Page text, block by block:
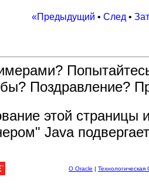
«Предыдущий • След •
Поздравление?
этой страницы
Java
О Oracle | Технологическая